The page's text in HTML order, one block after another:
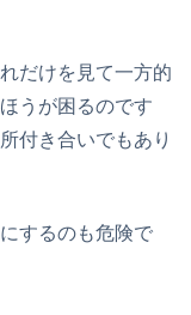
だけを見て一方的
うが困るのです
付き合いでもあり
するのも危険で